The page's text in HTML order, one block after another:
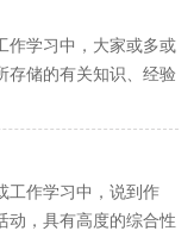
作学习中，大家或多或
存储的有关知识、经验
一...
工作学习中，说到作
动，具有高度的综合性